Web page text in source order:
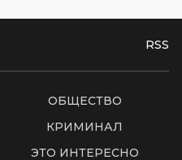
RSS
ОБЩЕСТВО
КРИМИНАЛ
ЭТО ИНТЕРЕСНО